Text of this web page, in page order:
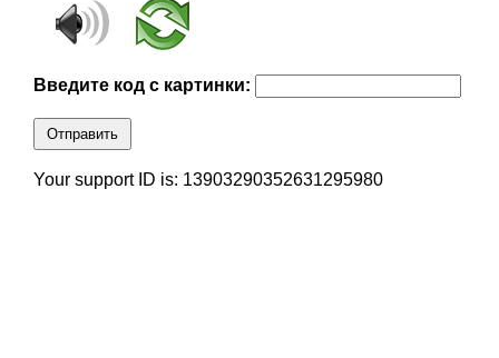
Введите код с картинки:
Отправить
Your support ID is: 13903290352631295980